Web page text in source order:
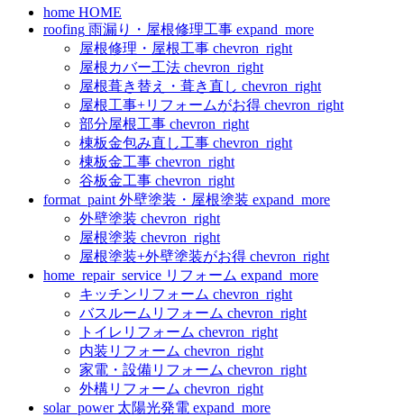
home HOME
roofing 雨漏り・屋根修理工事 expand_more
屋根修理・屋根工事 chevron_right
屋根カバー工法 chevron_right
屋根葺き替え・葺き直し chevron_right
屋根工事+リフォームがお得 chevron_right
部分屋根工事 chevron_right
棟板金包み直し工事 chevron_right
棟板金工事 chevron_right
谷板金工事 chevron_right
format_paint 外壁塗装・屋根塗装 expand_more
外壁塗装 chevron_right
屋根塗装 chevron_right
屋根塗装+外壁塗装がお得 chevron_right
home_repair_service リフォーム expand_more
キッチンリフォーム chevron_right
バスルームリフォーム chevron_right
トイレリフォーム chevron_right
内装リフォーム chevron_right
家電・設備リフォーム chevron_right
外構リフォーム chevron_right
solar_power 太陽光発電 expand_more